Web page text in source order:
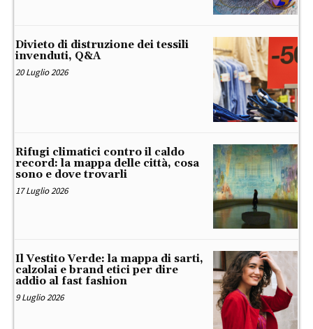
Divieto di distruzione dei tessili
invenduti, Q&A
20 Luglio 2026
Rifugi climatici contro il caldo
record: la mappa delle città, cosa
sono e dove trovarli
17 Luglio 2026
Il Vestito Verde: la mappa di sarti,
calzolai e brand etici per dire
addio al fast fashion
9 Luglio 2026